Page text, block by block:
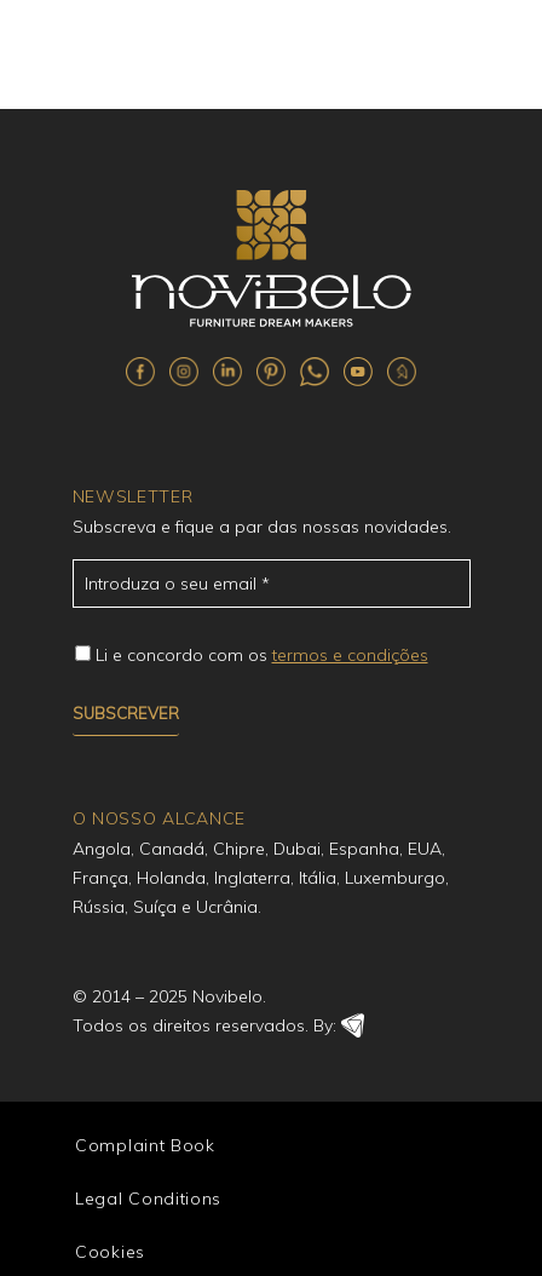
NEWSLETTER
Subscreva e fique a par das nossas novidades.
Li e concordo com ostermos e condições
O NOSSO ALCANCE
Angola, Canadá, Chipre, Dubai, Espanha, EUA,
França, Holanda, Inglaterra, Itália, Luxemburgo,
Rússia, Suíça e Ucrânia.
© 2014 – 2025 Novibelo.
Todos os direitos reservados. By:
Complaint Book
Legal Conditions
Cookies